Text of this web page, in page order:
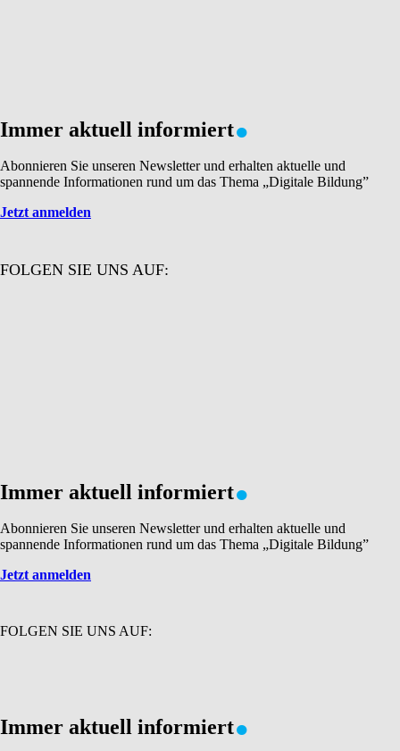
Immer aktuell informiert.
Abonnieren Sie unseren Newsletter und erhalten aktuelle und
spannende Informationen rund um das Thema „Digitale Bildung”
Jetzt anmelden
FOLGEN SIE UNS AUF:
Immer aktuell informiert.
Abonnieren Sie unseren Newsletter und erhalten aktuelle und
spannende Informationen rund um das Thema „Digitale Bildung”
Jetzt anmelden
FOLGEN SIE UNS AUF:
Immer aktuell informiert.